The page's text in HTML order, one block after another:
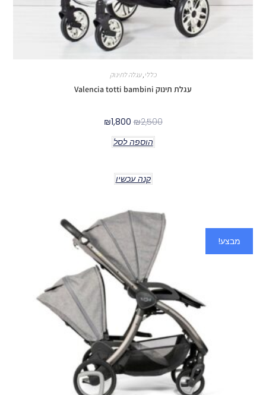
כללי ,עגלה לתינוק
עגלת תינוק Valencia totti bambini
₪2,500
₪1,800
הוספה לסל
קנה עכשיו
מבצע!